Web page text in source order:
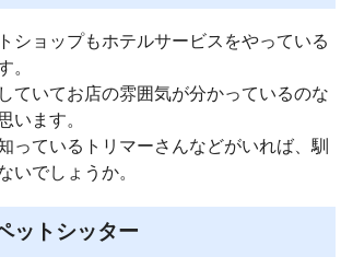
ショップもホテルサービスをやっている
。
ていてお店の雰囲気が分かっているのな
います。
っているトリマーさんなどがいれば、馴
いでしょうか。
ットシッター